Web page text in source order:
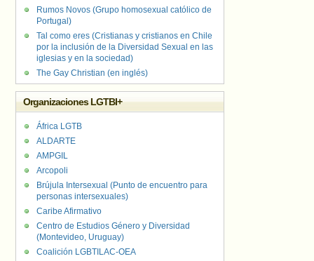
Rumos Novos (Grupo homosexual católico de
Portugal)
Tal como eres (Cristianas y cristianos en Chile
por la inclusión de la Diversidad Sexual en las
iglesias y en la sociedad)
The Gay Christian (en inglés)
Organizaciones LGTBI+
África LGTB
ALDARTE
AMPGIL
Arcopoli
Brújula Intersexual (Punto de encuentro para
personas intersexuales)
Caribe Afirmativo
Centro de Estudios Género y Diversidad
(Montevideo, Uruguay)
Coalición LGBTILAC-OEA